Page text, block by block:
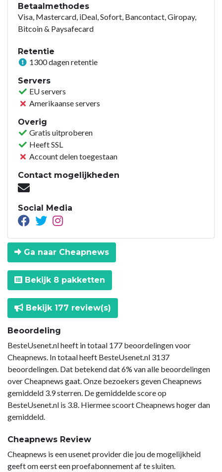
Betaalmethodes
Visa, Mastercard, iDeal, Sofort, Bancontact, Giropay,
Bitcoin & Paysafecard
Retentie
1300 dagen retentie
Servers
EU servers
Amerikaanse servers
Overig
Gratis uitproberen
Heeft SSL
Account delen toegestaan
Contact mogelijkheden
Social Media
Ga naar Cheapnews
Bekijk 8 pakketten
Bekijk 177 review(s)
Beoordeling
BesteUsenet.nl heeft in totaal 177 beoordelingen voor
Cheapnews. In totaal heeft BesteUsenet.nl 3137
beoordelingen. Dat betekend dat 6% van alle beoordelingen
over Cheapnews gaat. Onze bezoekers geven Cheapnews
gemiddeld 3.9 sterren. De gemiddelde score op
BesteUsenet.nl is 3.8. Hiermee scoort Cheapnews hoger dan
gemiddeld.
Cheapnews Review
Cheapnews is een usenet provider die jou de mogelijkheid
geeft om eerst een proefabonnement af te sluiten.